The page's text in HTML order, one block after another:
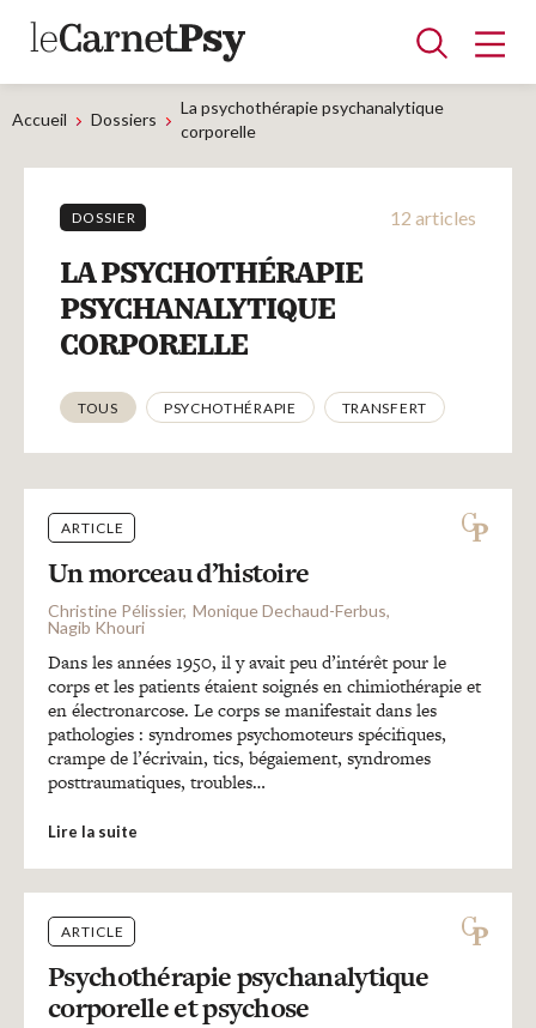
Articles
Dossiers
Blocs-notes
Recherches
Entretiens
Revues
Colloque
Mon panier
Mon compte
Accueil Dossiers
La psychothérapie psychanalytique
corporelle
DOSSIER 12 articles
LA PSYCHOTHÉRAPIE
PSYCHANALYTIQUE
CORPORELLE
Thématiques
TOUS PSYCHOTHÉRAPIE TRANSFERT
ARTICLE
Un morceau d’histoire
Christine Pélissier Monique Dechaud-Ferbus
Nagib Khouri
Dans les années 1950, il y avait peu d’intérêt pour le
corps et les patients étaient soignés en chimiothérapie et
en électronarcose. Le corps se manifestait dans les
pathologies : syndromes psychomoteurs spécifiques,
crampe de l’écrivain, tics, bégaiement, syndromes
posttraumatiques, troubles…
Lire la suite
ARTICLE
Psychothérapie psychanalytique
corporelle et psychose